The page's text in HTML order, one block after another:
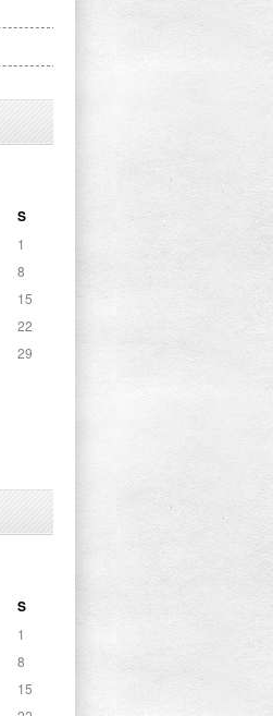
S
1
8
15
22
29
S
1
8
15